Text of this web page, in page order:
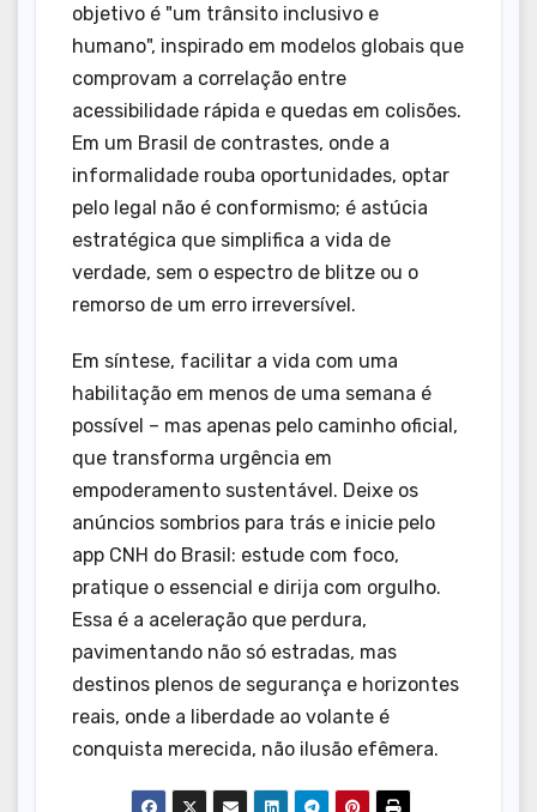
objetivo é "um trânsito inclusivo e
humano", inspirado em modelos globais que
comprovam a correlação entre
acessibilidade rápida e quedas em colisões.
Em um Brasil de contrastes, onde a
informalidade rouba oportunidades, optar
pelo legal não é conformismo; é astúcia
estratégica que simplifica a vida de
verdade, sem o espectro de blitze ou o
remorso de um erro irreversível.
Em síntese, facilitar a vida com uma
habilitação em menos de uma semana é
possível – mas apenas pelo caminho oficial,
que transforma urgência em
empoderamento sustentável. Deixe os
anúncios sombrios para trás e inicie pelo
app CNH do Brasil: estude com foco,
pratique o essencial e dirija com orgulho.
Essa é a aceleração que perdura,
pavimentando não só estradas, mas
destinos plenos de segurança e horizontes
reais, onde a liberdade ao volante é
conquista merecida, não ilusão efêmera.